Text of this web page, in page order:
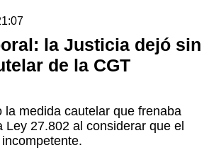
la Justicia dejó sin
de la CGT
la medida cautelar que frenaba
Ley 27.802 al considerar que el